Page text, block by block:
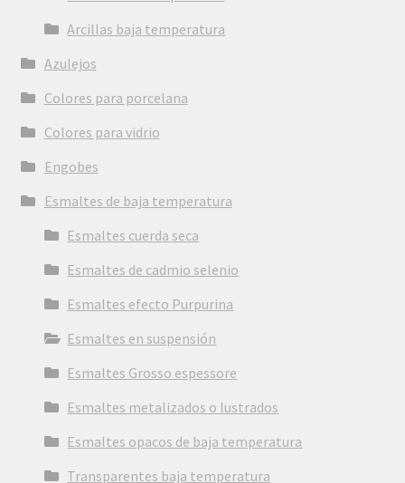
Arcillas baja temperatura
Azulejos
Colores para porcelana
Colores para vidrio
Engobes
Esmaltes de baja temperatura
Esmaltes cuerda seca
Esmaltes de cadmio selenio
Esmaltes efecto Purpurina
Esmaltes en suspensión
Esmaltes Grosso espessore
Esmaltes metalizados o lustrados
Esmaltes opacos de baja temperatura
Transparentes baja temperatura